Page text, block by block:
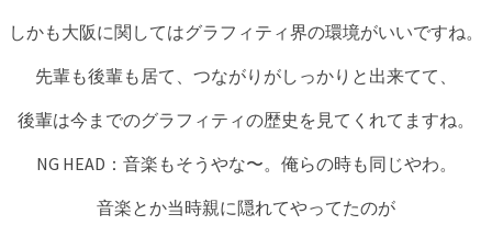
しかも大阪に関してはグラフィティ界の環境がいいですね。
先輩も後輩も居て、つながりがしっかりと出来てて、
後輩は今までのグラフィティの歴史を見てくれてますね。
NG HEAD：音楽もそうやな〜。俺らの時も同じやわ。
音楽とか当時親に隠れてやってたのが